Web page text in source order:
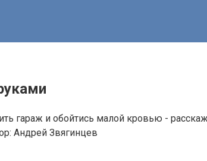
гараж и обойтись малой кровью -
Андрей Звягинцев